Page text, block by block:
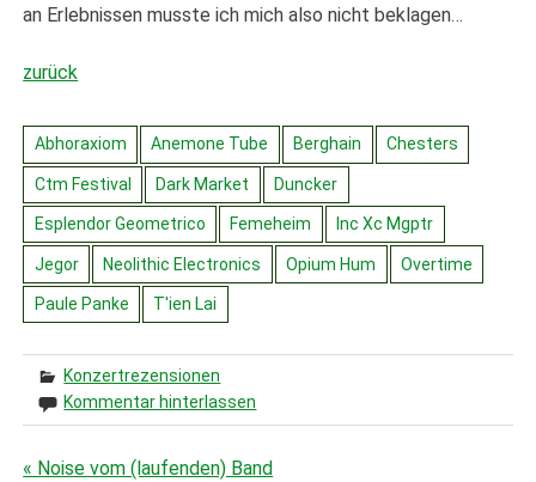
an Erlebnissen musste ich mich also nicht beklagen…
zurück
Abhoraxiom Anemone Tube Berghain Chesters
Ctm Festival Dark Market Duncker
Esplendor Geometrico Femeheim Inc Xc Mgptr
Jegor Neolithic Electronics Opium Hum Overtime
Paule Panke T'ien Lai
Konzertrezensionen
Kommentar hinterlassen
« Noise vom (laufenden) Band